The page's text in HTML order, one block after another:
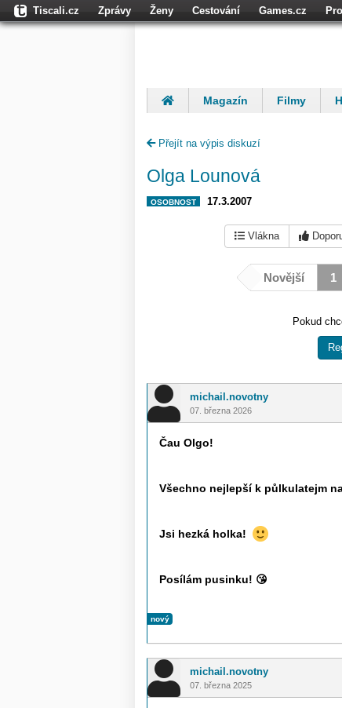
Tiscali.cz Zprávy Ženy Cestování Games.cz
Magazín Filmy
Přejít na výpis diskuzí
Olga Lounová
OSOBNOST 17.3.2007
Vlákna
Novější 1
Pokud
michail.novotny
07. března 2026
Čau Olgo!
Všechno nejlepší k půlkulatejm
Jsi hezká holka!
Posílám pusinku! 😘
nový
michail.novotny
07. března 2025